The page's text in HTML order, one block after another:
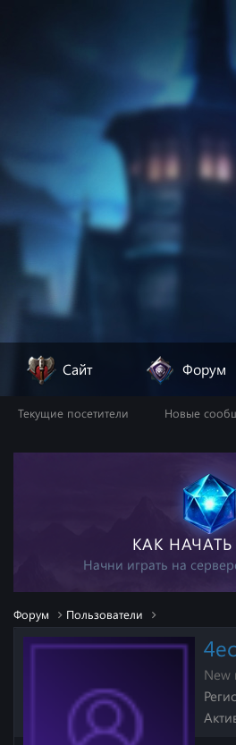
Сайт Форум
Текущие посетители Новые
КАК НАЧАТЬ
Начни играть на
Форум Пользователи
4ec
New